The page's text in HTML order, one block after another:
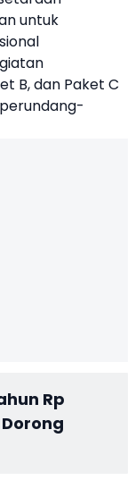
untuk
B, dan Paket C
Rp